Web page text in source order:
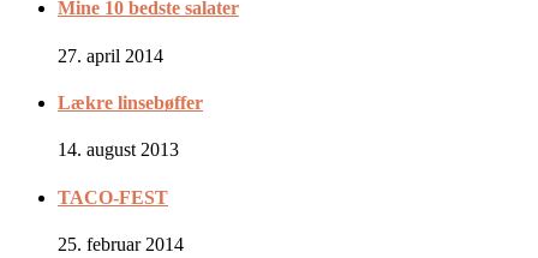
Mine 10 bedste salater
27. april 2014
Lækre linsebøffer
14. august 2013
TACO-FEST
25. februar 2014